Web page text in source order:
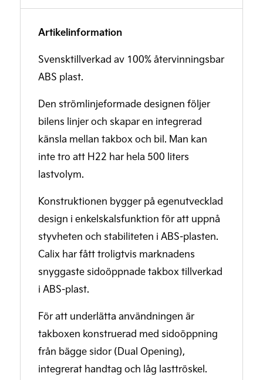
Artikelinformation
Svensktillverkad av 100% återvinningsbar
ABS plast.
Den strömlinjeformade designen följer
bilens linjer och skapar en integrerad
känsla mellan takbox och bil. Man kan
inte tro att H22 har hela 500 liters
lastvolym.
Konstruktionen bygger på egenutvecklad
design i enkelskalsfunktion för att uppnå
styvheten och stabiliteten i ABS-plasten.
Calix har fått troligtvis marknadens
snyggaste sidoöppnade takbox tillverkad
i ABS-plast.
För att underlätta användningen är
takboxen konstruerad med sidoöppning
från bägge sidor (Dual Opening),
integrerat handtag och låg lasttröskel.